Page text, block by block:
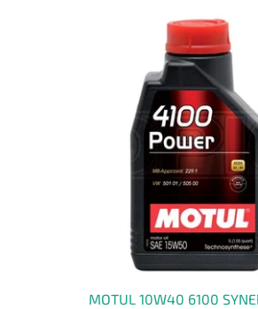
MOTUL 10W40 6100